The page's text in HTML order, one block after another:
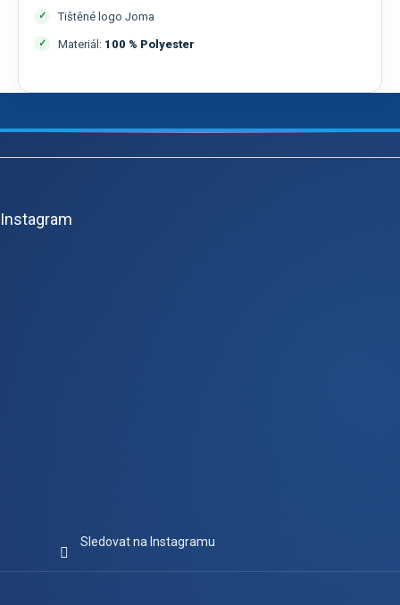
Tištěné logo Joma
Materiál: 100 % Polyester
Z
Instagram
Sledovat na Instagramu